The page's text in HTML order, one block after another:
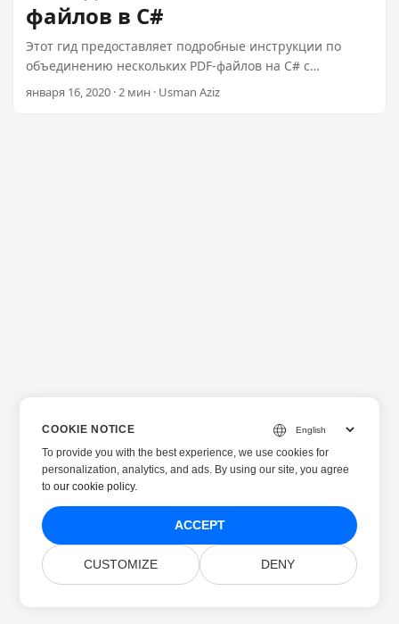
файлов в C#
Этот гид предоставляет подробные инструкции по
объединению нескольких PDF-файлов на C# с
использованием Aspose.PDF для .NET. Узнайте, как
работать с потоками файлов, определенными
января 16, 2020 · 2 мин · Usman Aziz
COOKIE NOTICE
To provide you with the best experience, we use cookies for
personalization, analytics, and ads. By using our site, you agree
toour cookie policy.
ACCEPT
CUSTOMIZE DENY